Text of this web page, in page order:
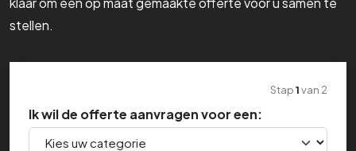
stellen.
Stap1van 2
Ik wil de offerte aanvragen voor een: